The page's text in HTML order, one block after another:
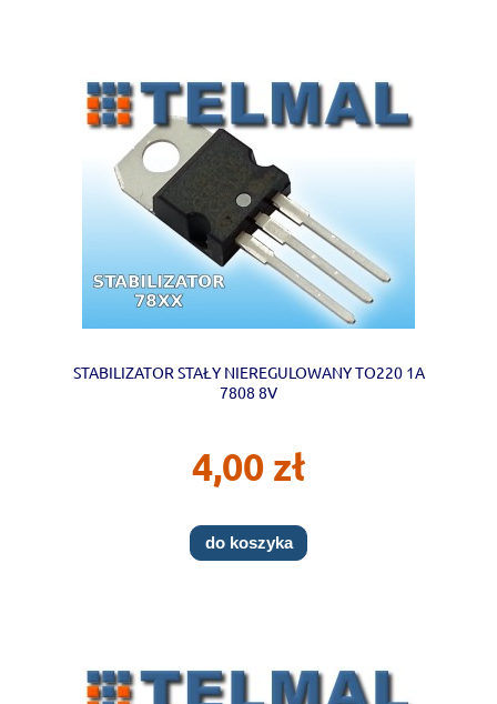
STABILIZATOR STAŁY NIEREGULOWANY TO220 1A
7808 8V
4,00 zł
do koszyka